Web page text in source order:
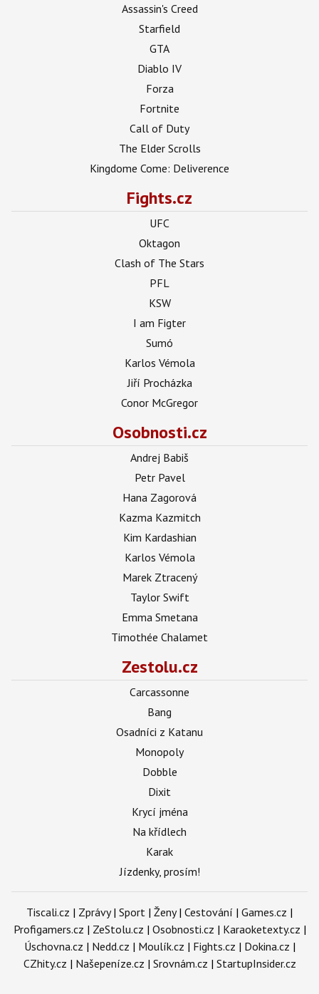
Assassin's Creed
Starfield
GTA
Diablo IV
Forza
Fortnite
Call of Duty
The Elder Scrolls
Kingdome Come: Deliverence
Fights.cz
UFC
Oktagon
Clash of The Stars
PFL
KSW
I am Figter
Sumó
Karlos Vémola
Jiří Procházka
Conor McGregor
Osobnosti.cz
Andrej Babiš
Petr Pavel
Hana Zagorová
Kazma Kazmitch
Kim Kardashian
Karlos Vémola
Marek Ztracený
Taylor Swift
Emma Smetana
Timothée Chalamet
Zestolu.cz
Carcassonne
Bang
Osadníci z Katanu
Monopoly
Dobble
Dixit
Krycí jména
Na křídlech
Karak
Jízdenky, prosím!
Tiscali.cz | Zprávy| Sport | Ženy| Cestování | Games.cz |
Profigamers.cz | ZeStolu.cz | Osobnosti.cz | Karaoketexty.cz |
Úschovna.cz | Nedd.cz | Moulík.cz | Fights.cz | Dokina.cz |
CZhity.cz | Našepeníze.cz | Srovnám.cz | StartupInsider.cz